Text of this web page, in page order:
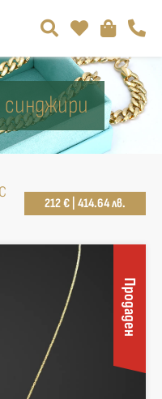
212 € | 414.64 лв.
Продаден